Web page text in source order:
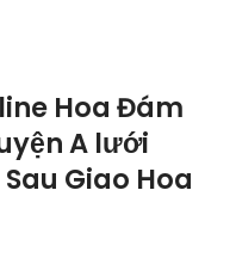
Hoa Đám
A lưới
Giao Hoa